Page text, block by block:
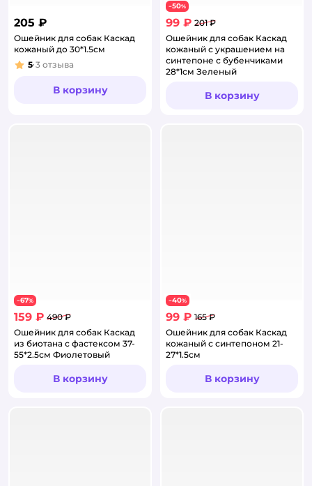
205 ₽
Ошейник для собак Каскад
кожаный до 30*1.5см
Рейтинг:
5 3 отзыва
В корзину
−50%
99 ₽ 201 ₽
Ошейник для собак Каскад
кожаный с украшением на
синтепоне с бубенчиками
28*1см Зеленый
В корзину
−67%
159 ₽ 490 ₽
Ошейник для собак Каскад
из биотана с фастексом 37-
55*2.5см Фиолетовый
В корзину
−40%
99 ₽ 165 ₽
Ошейник для собак Каскад
кожаный с синтепоном 21-
27*1.5см
В корзину